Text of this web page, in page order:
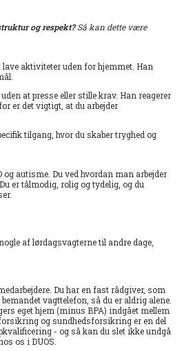
og respekt?Så kan dette være
aktiviteter uden for hjemmet. Han
at presse eller stille krav. Han reagerer
er det vigtigt, at du arbejder
tilgang, hvor du skaber tryghed og
autisme. Du ved hvordan man arbejder
er tålmodig, rolig og tydelig, og du
af lørdagsvagterne til andre dage,
Du har en fast rådgiver, som
vagttelefon, så du er aldrig alene.
eget hjem (minus BPA) indgået mellem
og sundhedsforsikring er en del
- og så kan du slet ikke undgå
os i DUOS.